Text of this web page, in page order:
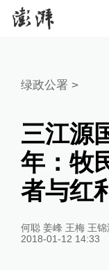
绿政公署 >
三江源
年：牧
者与红
何聪 姜峰 王梅 王
2018-01-12 14:33